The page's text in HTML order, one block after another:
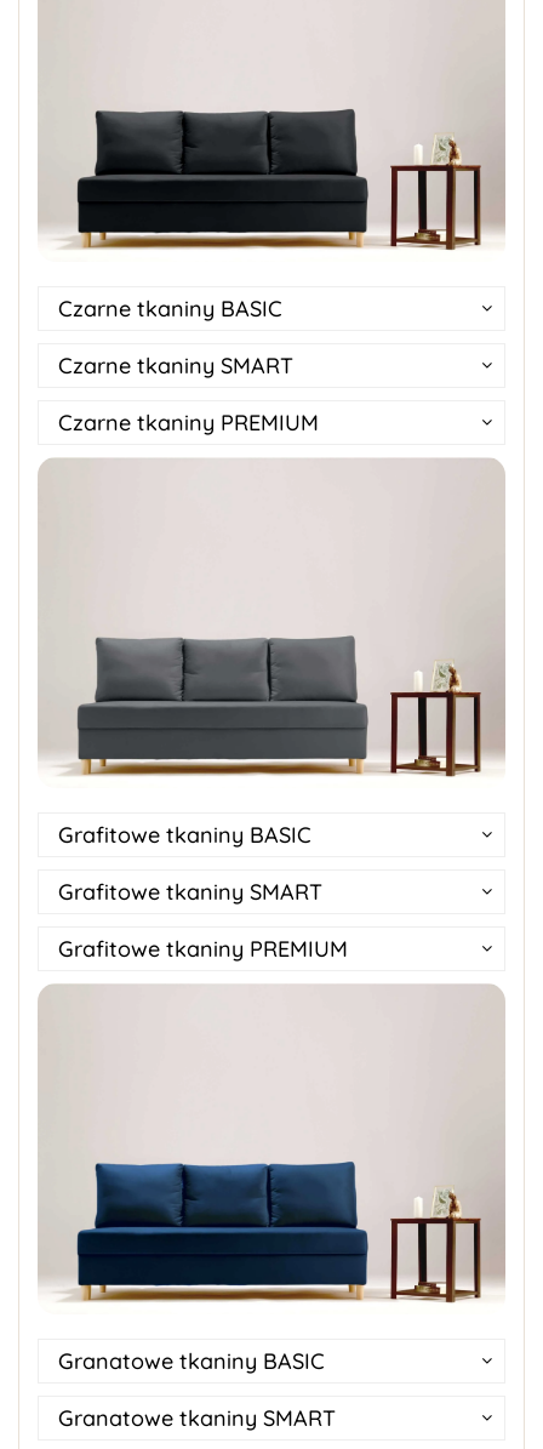
Czarne tkaniny BASIC
Czarne tkaniny SMART
Czarne tkaniny PREMIUM
Grafitowe tkaniny BASIC
Grafitowe tkaniny SMART
Grafitowe tkaniny PREMIUM
Granatowe tkaniny BASIC
Granatowe tkaniny SMART